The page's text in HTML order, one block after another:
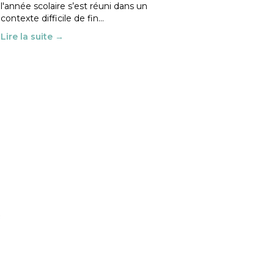
l'année scolaire s’est réuni dans un
contexte difficile de fin…
Lire la suite →